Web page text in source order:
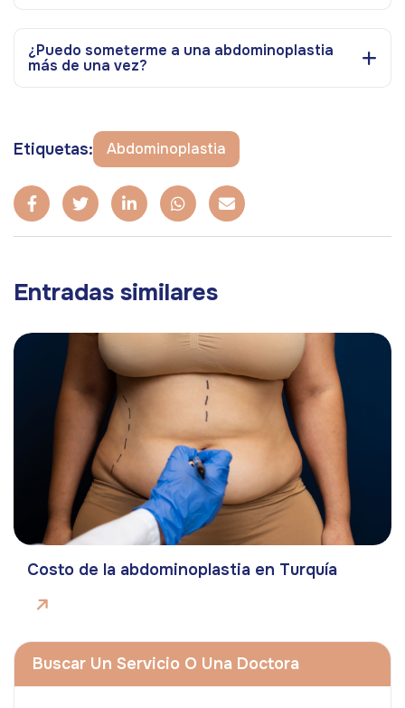
¿Puedo someterme a una abdominoplastia
más de una vez?
Etiquetas: Abdominoplastia
Entradas similares
Costo de la abdominoplastia en Turquía
Buscar Un Servicio O Una Doctora